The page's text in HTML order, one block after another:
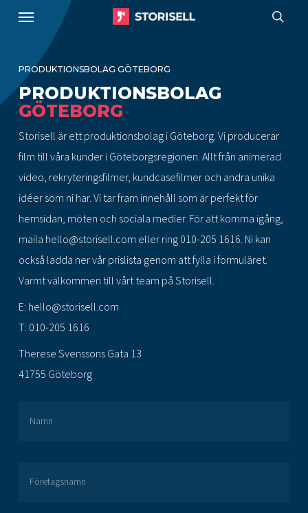
content
Menu
PRODUKTIONSBOLAG GÖTEBORG
PRODUKTIONSBOLAG
GÖTEBORG
Storisell är ett produktionsbolag i Göteborg. Vi producerar
film till våra kunder i Göteborgsregionen. Allt från animerad
video, rekryteringsfilmer, kundcasefilmer och andra unika
idéer som ni har. Vi tar fram innehåll som är perfekt för
hemsidan, möten och sociala medier. För att komma igång,
maila hello@storisell.com eller ring 010-205 1616. Ni kan
också ladda ner vår prislista genom att fylla i formuläret.
Varmt välkommen till vårt team på Storisell.
E: hello@storisell.com
T: 010-205 1616
Therese Svenssons Gata 13
41755 Göteborg